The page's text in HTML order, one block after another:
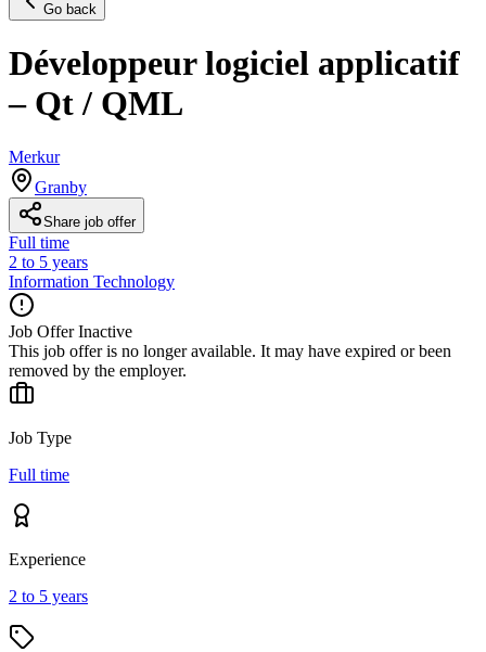
Go back
Développeur logiciel applicatif
– Qt / QML
Merkur
Granby
Share job offer
Full time
2 to 5 years
Information Technology
Job Offer Inactive
This job offer is no longer available. It may have expired or been
removed by the employer.
Job Type
Full time
Experience
2 to 5 years